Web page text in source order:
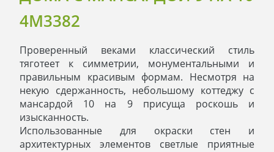
4M3382
Проверенный веками классический стиль
тяготеет к симметрии, монументальными и
правильным красивым формам. Несмотря на
некую сдержанность, небольшому коттеджу с
мансардой 10 на 9 присуща роскошь и
изысканность.
Использованные для окраски стен и
архитектурных элементов светлые приятные